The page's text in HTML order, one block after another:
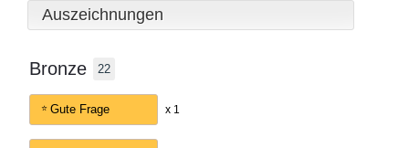
Auszeichnungen
Bronze 22
Gute Frage x 1